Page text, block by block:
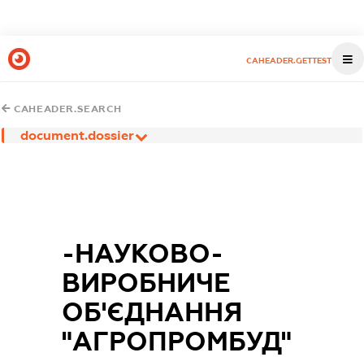
CAHEADER.GETTEST
CAHEADER.SEARCH
document.dossier
-НАУКОВО-
ВИРОБНИЧЕ
ОБ'ЄДНАННЯ
"АГРОПРОМБУД"